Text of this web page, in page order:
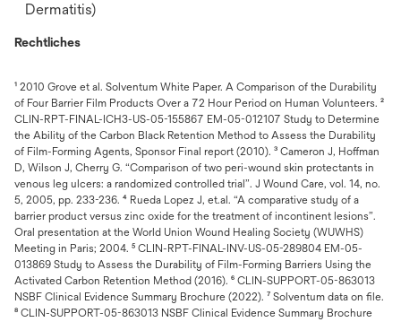
Dermatitis)
Rechtliches
¹ 2010 Grove et al. Solventum White Paper. A Comparison of the Durability
of Four Barrier Film Products Over a 72 Hour Period on Human Volunteers. ²
CLIN-RPT-FINAL-ICH3-US-05-155867 EM-05-012107 Study to Determine
the Ability of the Carbon Black Retention Method to Assess the Durability
of Film-Forming Agents, Sponsor Final report (2010). ³ Cameron J, Hoffman
D, Wilson J, Cherry G. “Comparison of two peri-wound skin protectants in
venous leg ulcers: a randomized controlled trial”. J Wound Care, vol. 14, no.
5, 2005, pp. 233-236. ⁴ Rueda Lopez J, et.al. “A comparative study of a
barrier product versus zinc oxide for the treatment of incontinent lesions”.
Oral presentation at the World Union Wound Healing Society (WUWHS)
Meeting in Paris; 2004. ⁵ CLIN-RPT-FINAL-INV-US-05-289804 EM-05-
013869 Study to Assess the Durability of Film-Forming Barriers Using the
Activated Carbon Retention Method (2016). ⁶ CLIN-SUPPORT-05-863013
NSBF Clinical Evidence Summary Brochure (2022). ⁷ Solventum data on file.
⁸ CLIN-SUPPORT-05-863013 NSBF Clinical Evidence Summary Brochure